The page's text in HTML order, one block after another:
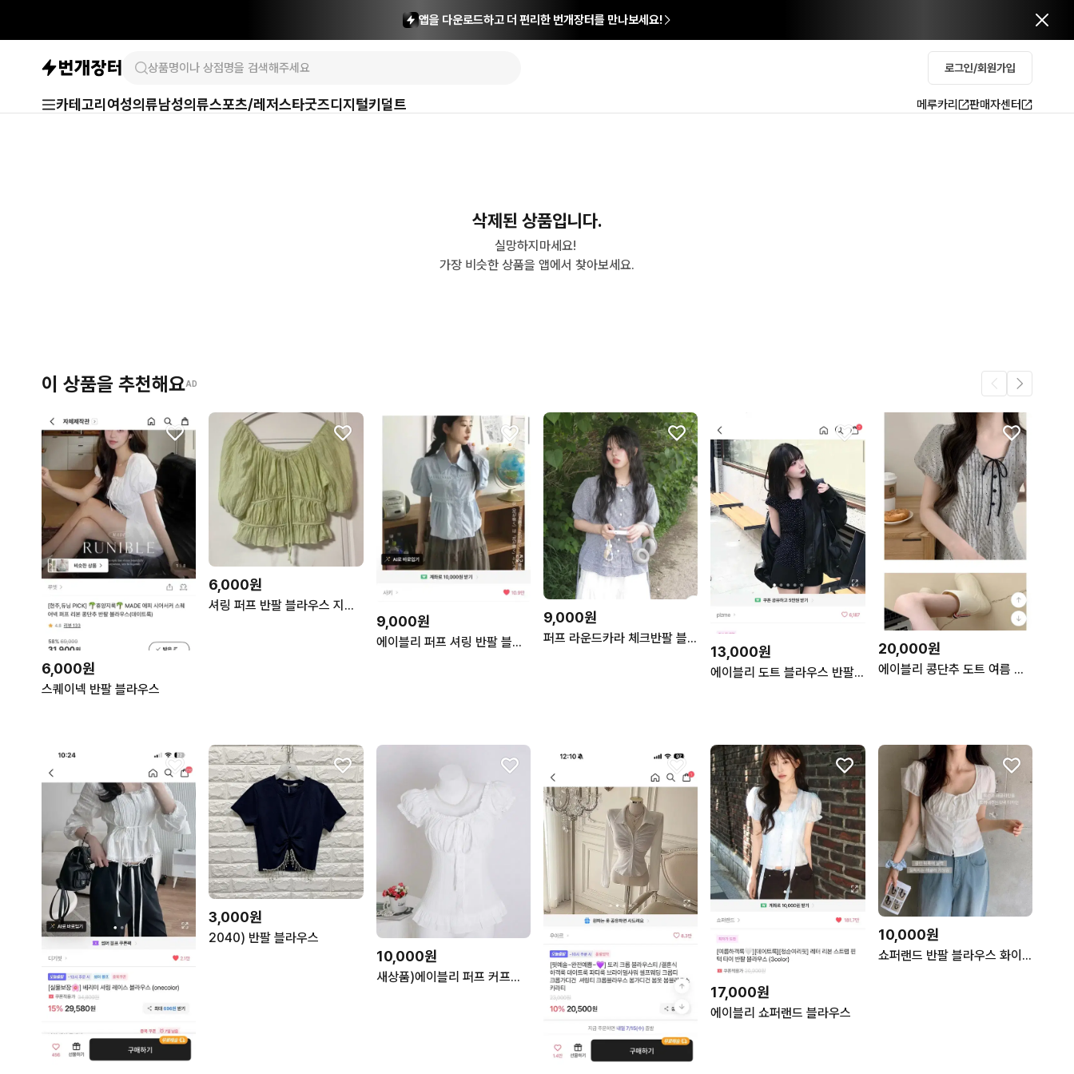
앱을 다운로드하고 더 편리한 번개장터를 만나보세요!
로그인/회원가입
카테고리 여성의류남성의류스포츠/레저스타굿즈디지털키덜트 메루카리 판매자센터
삭제된 상품입니다.
실망하지마세요!
가장 비슷한 상품을 앱에서 찾아보세요.
이 상품을 추천해요AD
6,000원
스퀘이넥 반팔 블라우스
6,000원
셔링 퍼프 반팔 블라우스 지그재그
9,000원
에이블리 퍼프 셔링 반팔 블라우스
9,000원
퍼프 라운드카라 체크반팔 블라우스
13,000원
에이블리 도트 블라우스 반팔 블라우스 도트셔츠 새상품
20,000원
에이블리 콩단추 도트 여름 블라우스
3,000원
2040) 반팔 블라우스
10,000원
새상품)에이블리 퍼프 커프스 반팔 블라우스
17,000원
에이블리 쇼퍼랜드 블라우스
10,000원
쇼퍼랜드 반팔 블라우스 화이트